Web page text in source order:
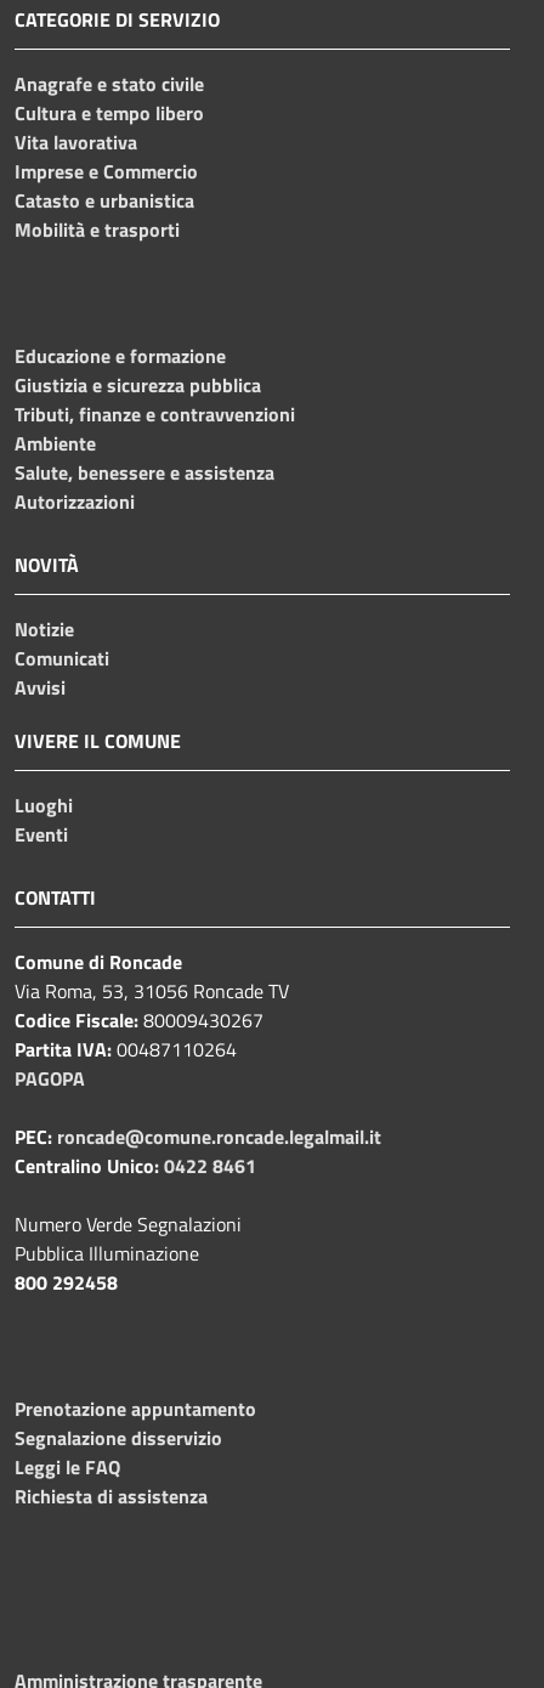
CATEGORIE DI SERVIZIO
Anagrafe e stato civile
Cultura e tempo libero
Vita lavorativa
Imprese e Commercio
Catasto e urbanistica
Mobilità e trasporti
Educazione e formazione
Giustizia e sicurezza pubblica
Tributi, finanze e contravvenzioni
Ambiente
Salute, benessere e assistenza
Autorizzazioni
NOVITÀ
Notizie
Comunicati
Avvisi
VIVERE IL COMUNE
Luoghi
Eventi
CONTATTI
Comune di Roncade
Via Roma, 53, 31056 Roncade TV
Codice Fiscale:80009430267
Partita IVA:00487110264
PAGOPA
PEC: roncade@comune.roncade.legalmail.it
Centralino Unico:0422 8461
Numero Verde Segnalazioni
Pubblica Illuminazione
800 292458
Prenotazione appuntamento
Segnalazione disservizio
Leggi le FAQ
Richiesta di assistenza
Amministrazione trasparente